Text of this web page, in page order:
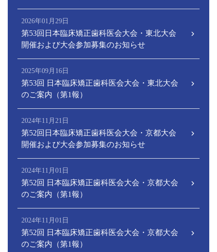
2026年01月29日
第53回日本臨床矯正歯科医会大会・東北大会
開催および大会参加募集のお知らせ
2025年09月16日
第53回 日本臨床矯正歯科医会大会・東北大会
のご案内（第1報）
2024年11月21日
第52回日本臨床矯正歯科医会大会・京都大会
開催および大会参加募集のお知らせ
2024年11月01日
第52回 日本臨床矯正歯科医会大会・京都大会
のご案内（第1報）
2024年11月01日
第52回 日本臨床矯正歯科医会大会・京都大会
のご案内（第1報）